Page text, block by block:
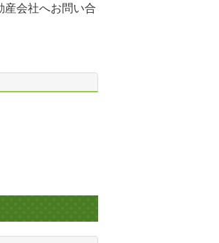
産会社へお問い合